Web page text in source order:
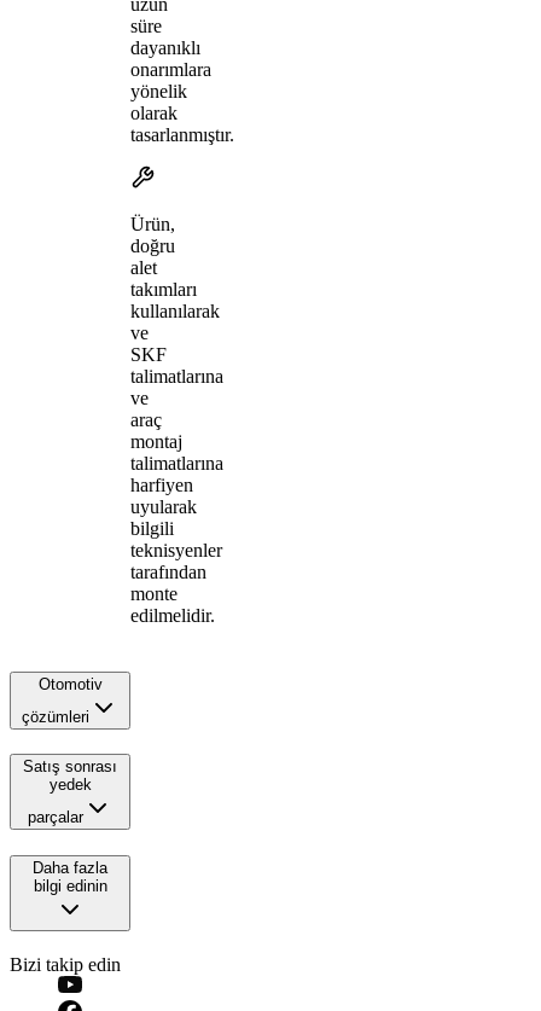
süre
dayanıklı
onarımlara
yönelik
olarak
tasarlanmıştır.
Ürün,
doğru
alet
takımları
kullanılarak
ve
SKF
talimatlarına
ve
araç
montaj
talimatlarına
harfiyen
uyularak
bilgili
teknisyenler
tarafından
monte
edilmelidir.
Otomotiv
çözümleri
Satış sonrası
yedek
parçalar
Daha fazla
bilgi edinin
Bizi takip edin